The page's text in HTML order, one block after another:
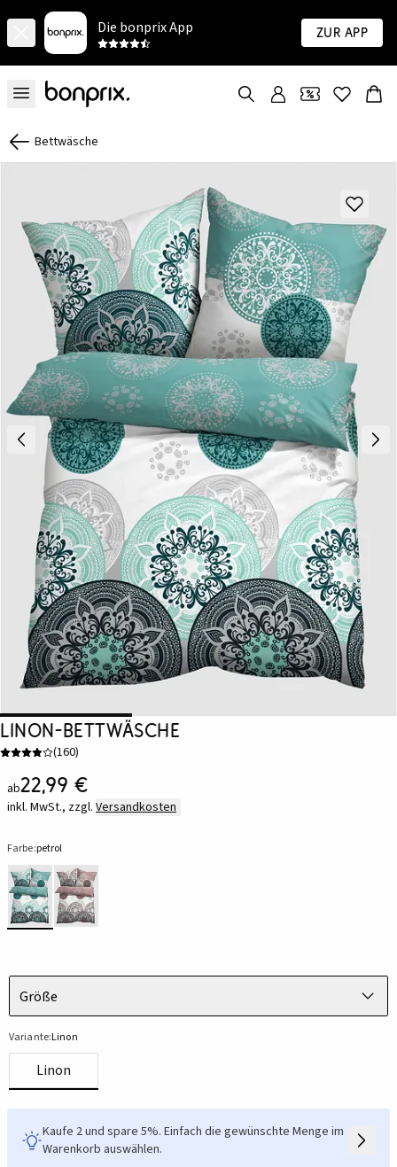
Die bonprix App Zur App
Bettwäsche
Linon-Bettwäsche
(160)
ab22,99 €
inkl. MwSt., zzgl. Versandkosten
Farbe:petrol
Größe
Variante:Linon
Linon
Kaufe 2 und spare 5%. Einfach die gewünschte Menge im
Warenkorb auswählen.